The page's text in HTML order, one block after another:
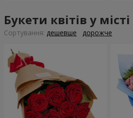
Букети квітів у
Сортування: дешевше дорожче